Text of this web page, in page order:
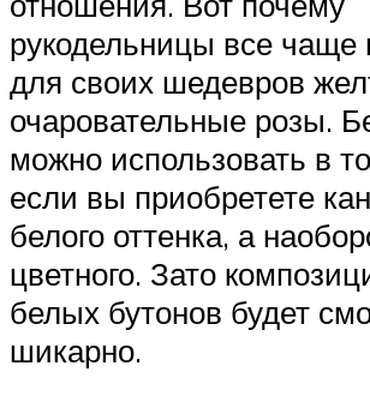
рукодельницы все
для своих шедевров
очаровательные розы.
можно использовать в
если вы приобретете
белого оттенка, а
цветного. Зато
белых бутонов будет
шикарно.